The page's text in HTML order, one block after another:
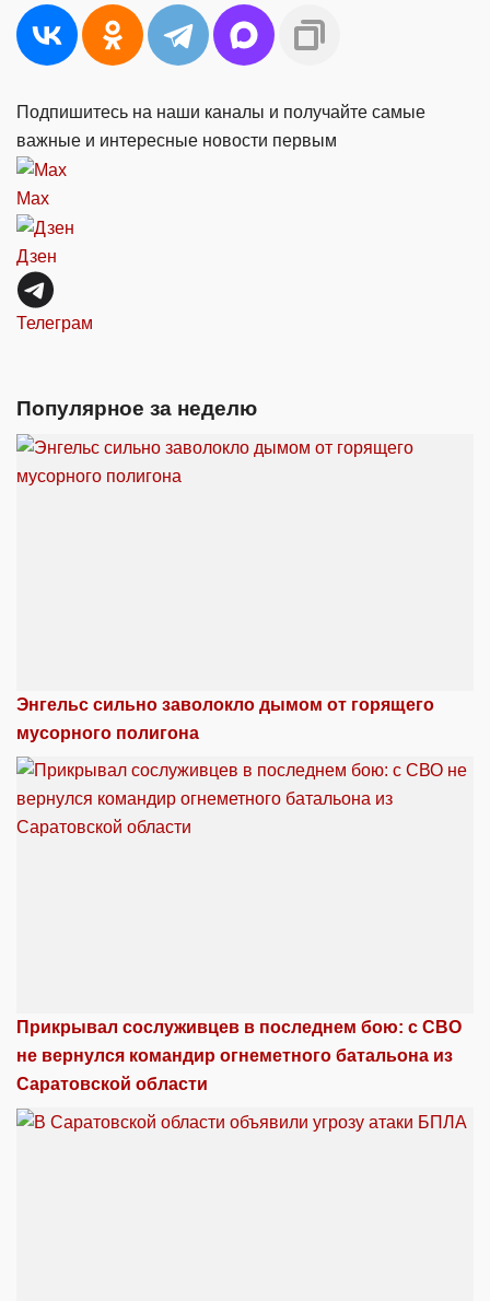
Подпишитесь на наши каналы и получайте самые
важные и интересные новости первым
Max
Дзен
Телеграм
Популярное за неделю
Энгельс сильно заволокло дымом от горящего
мусорного полигона
Прикрывал сослуживцев в последнем бою: с СВО
не вернулся командир огнеметного батальона из
Саратовской области